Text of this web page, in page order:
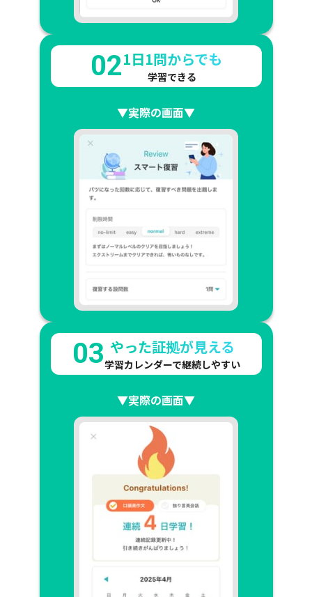
021日1問からでも
学習できる
▼実際の画面▼
03 やった証拠が見える
学習カレンダーで継続しやすい
▼実際の画面▼